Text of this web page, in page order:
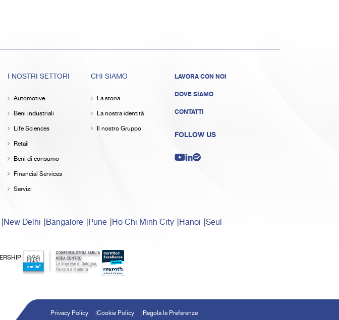
I NOSTRI SETTORI
Automotive
Beni industriali
Life Sciences
Retail
Beni di consumo
Financial Services
Servizi
CHI SIAMO
La storia
La nostra identità
Il nostro Gruppo
LAVORA CON NOI
DOVE SIAMO
CONTATTI
FOLLOW US
New Delhi Bangalore Pune Ho Chi Minh City Hanoi Seul
Privacy Policy Cookie Policy Regola le Preferenze